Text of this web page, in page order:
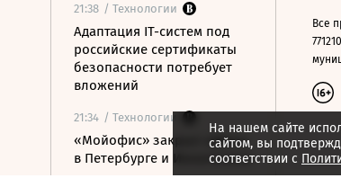
21:38 / Технологии
Адаптация IT-систем под
российские сертификаты
безопасности потребует
вложений
21:34 / Технологии
«Мойофис» закрыл офисы
в Петербурге и Иннополисе
На нашем сайте
сайтом, вы
соответствии с
Все